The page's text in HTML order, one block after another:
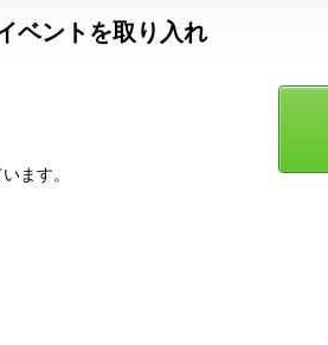
ベントを取り入れ
ます。